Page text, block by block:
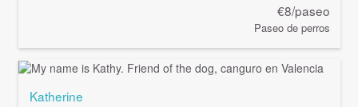
€8/paseo
Paseo de perros
Katherine